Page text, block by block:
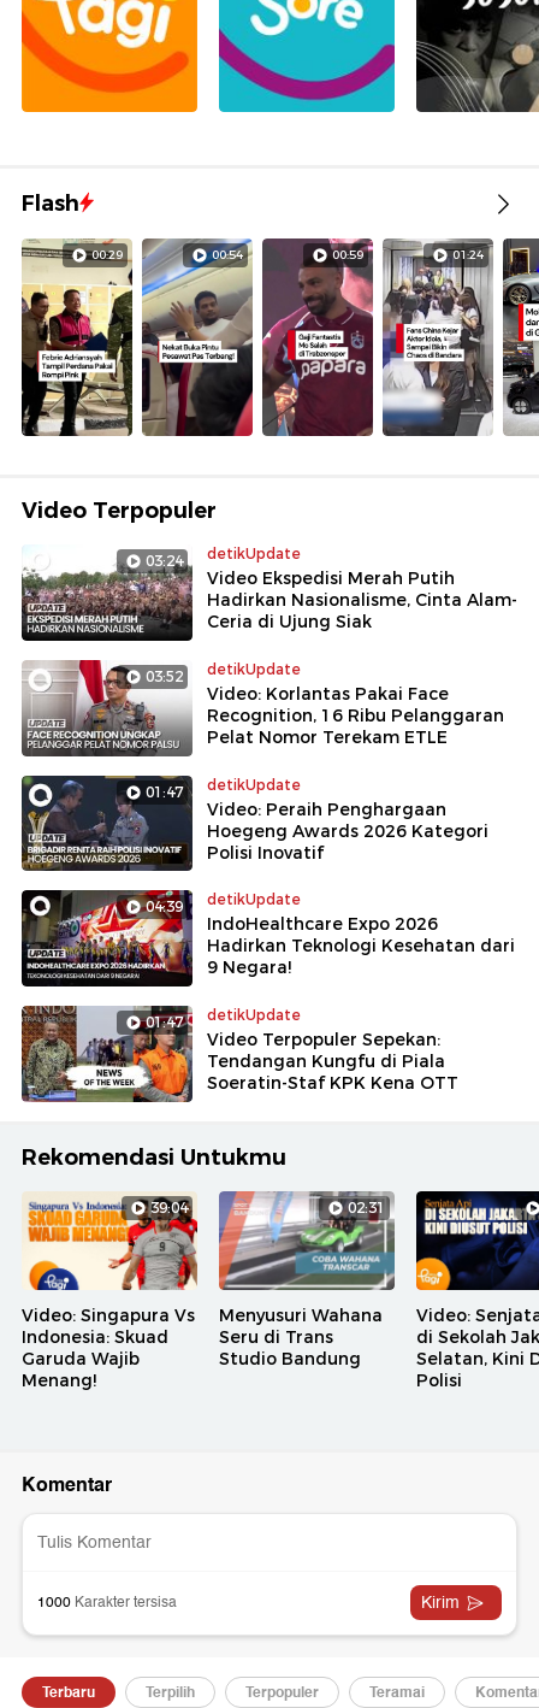
Flash
00:29 00:54 00:59 01:24
Video Terpopuler
03:24 detikUpdate
Video Ekspedisi Merah Putih
Hadirkan Nasionalisme, Cinta Alam-
Ceria di Ujung Siak
03:52 detikUpdate
Video: Korlantas Pakai Face
Recognition, 16 Ribu Pelanggaran
Pelat Nomor Terekam ETLE
01:47 detikUpdate
Video: Peraih Penghargaan
Hoegeng Awards 2026 Kategori
Polisi Inovatif
04:39 detikUpdate
IndoHealthcare Expo 2026
Hadirkan Teknologi Kesehatan dari
9 Negara!
01:47 detikUpdate
Video Terpopuler Sepekan:
Tendangan Kungfu di Piala
Soeratin-Staf KPK Kena OTT
Rekomendasi Untukmu
39:04
Video: Singapura Vs
Indonesia: Skuad
Garuda Wajib
Menang!
02:31
Menyusuri Wahana
Seru di Trans
Studio Bandung
Video:
di Sekolah
Selatan, Kini
Polisi